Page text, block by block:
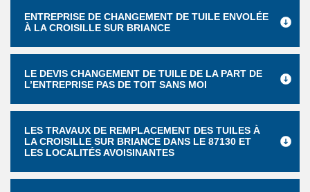
ENTREPRISE DE CHANGEMENT DE TUILE ENVOLÉE
À LA CROISILLE SUR BRIANCE
LE DEVIS CHANGEMENT DE TUILE DE LA PART DE
L’ENTREPRISE PAS DE TOIT SANS MOI
LES TRAVAUX DE REMPLACEMENT DES TUILES À
LA CROISILLE SUR BRIANCE DANS LE 87130 ET
LES LOCALITÉS AVOISINANTES